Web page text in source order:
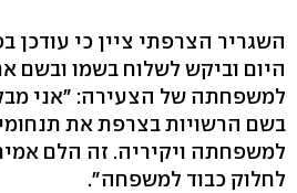
השגריר הצרפתי ציין כי עודכן
היום וביקש לשלוח בשמו ובשם
למשפחתה של הצעירה: "אני
בשם הרשויות בצרפת את
למשפחתה ויקיריה. זה הלם
לחלוק כבוד למשפחה".